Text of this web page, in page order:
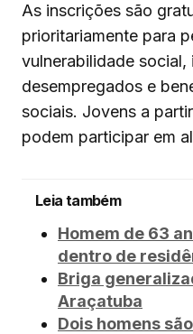
As inscrições são
prioritariamente para
vulnerabilidade social,
desempregados e
sociais. Jovens a
podem participar em
Leia também
Homem de 63
dentro de
Briga
Araçatuba
Dois homens